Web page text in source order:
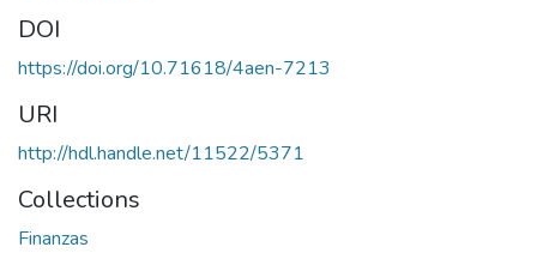
DOI
https://doi.org/10.71618/4aen-7213
URI
http://hdl.handle.net/11522/5371
Collections
Finanzas